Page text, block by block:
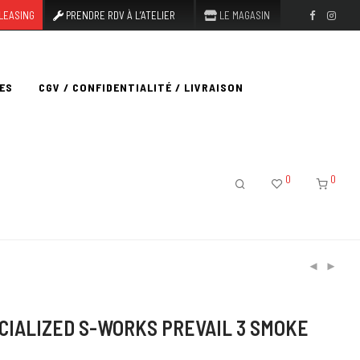
PRENDRE RDV À L’ATELIER LE MAGASIN
CGV / CONFIDENTIALITÉ / LIVRAISON
0 0
S-WORKS PREVAIL 3 SMOKE